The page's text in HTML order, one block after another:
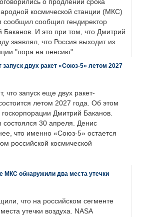
о продлении срока
космической станции (МКС)
сообщил сообщил гендиректор
Баканов. И это при том, что Дмитрий
заявлял, что Россия выходит из
"пора на пенсию".
запуск двух ракет «Союз-5» летом 2027
что запуск еще двух ракет-
летом 2027 года. Об этом
Дмитрий Баканов.
состоялся 30 апреля. Денис
что именно «Союз-5» остается
российской космической
МКС обнаружили два места утечки
что на российском сегменте
утечки воздуха. NASA